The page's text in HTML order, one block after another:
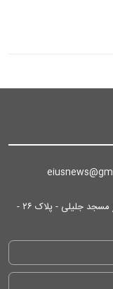
آدرس: تهران/ انتهای خیابان ایرانشهر - پایین تر از مسجد جلیلی - پلاک ۲۶ -